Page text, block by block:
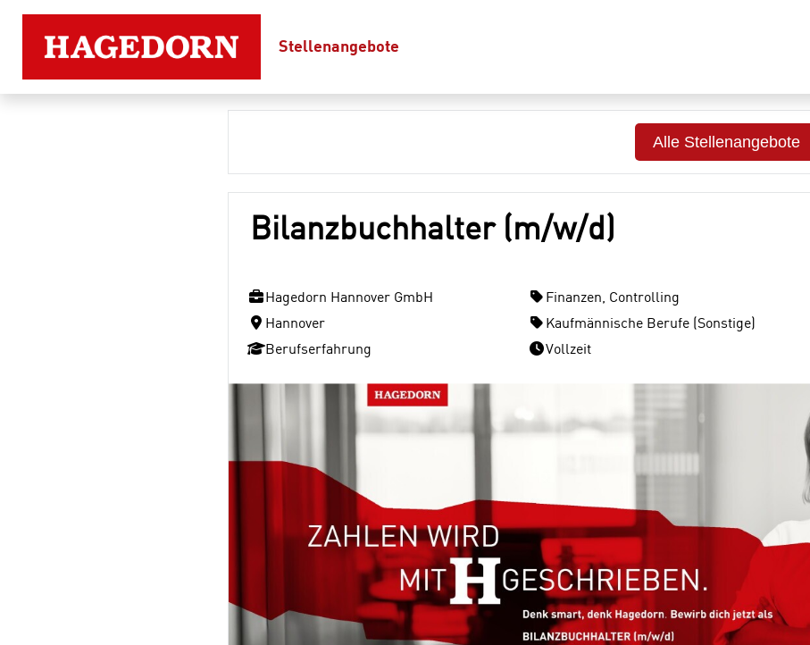
Stellenangebote
Alle Stellenangebote
Bilanzbuchhalter (m/w/d)
Hagedorn Hannover GmbH
Hannover
Berufserfahrung
Finanzen, Controlling
Kaufmännische Berufe (Sonstige)
Vollzeit